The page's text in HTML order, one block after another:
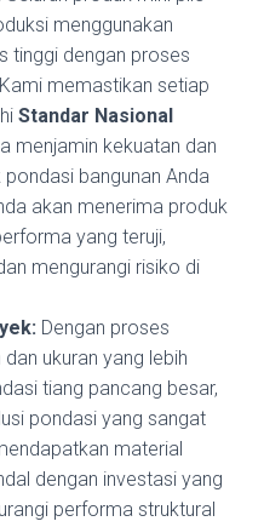
menggunakan
tinggi dengan proses
memastikan setiap
Standar Nasional
menjamin kekuatan dan
bangunan Anda
akan menerima produk
yang teruji,
mengurangi risiko di
Dengan proses
ukuran yang lebih
tiang pancang besar,
pondasi yang sangat
material
dengan investasi yang
performa struktural